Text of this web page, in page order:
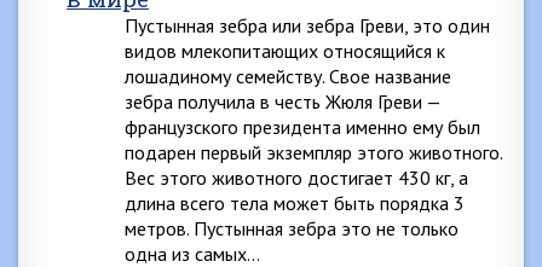
Пустынная зебра или зебра Греви, это один
видов млекопитающих относящийся к
лошадиному семейству. Свое название
зебра получила в честь Жюля Греви —
французского президента именно ему был
подарен первый экземпляр этого животного.
Вес этого животного достигает 430 кг, а
длина всего тела может быть порядка 3
метров. Пустынная зебра это не только
одна из самых…